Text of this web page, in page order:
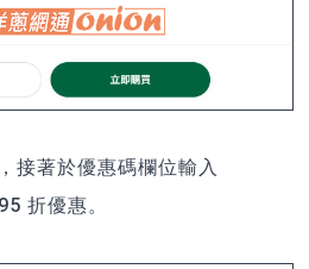
接著於優惠碼欄位輸入
折優惠。